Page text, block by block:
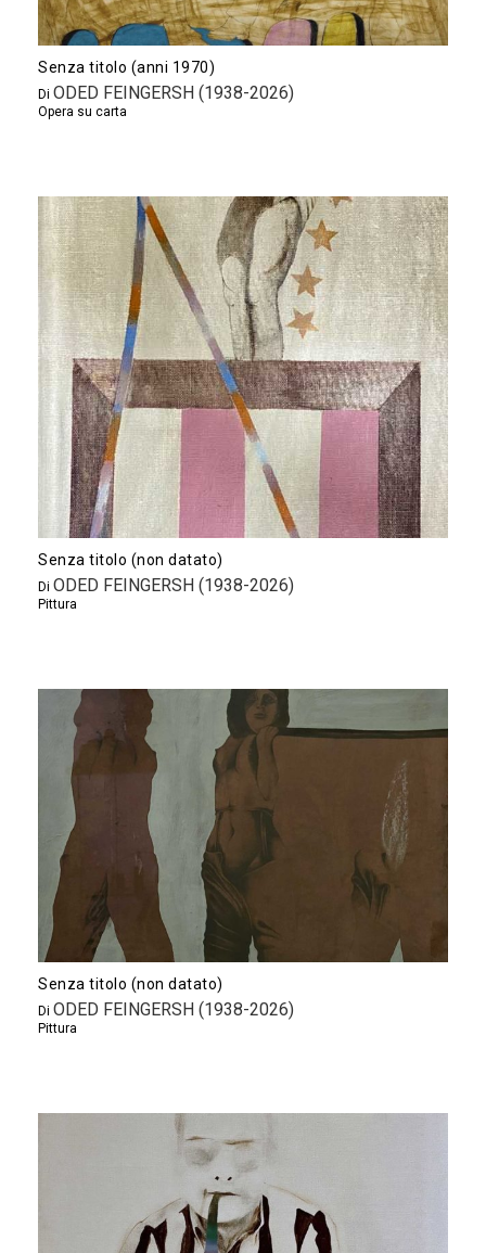
Senza titolo (anni 1970)
Di ODED FEINGERSH (1938-2026)
Opera su carta
Senza titolo (non datato)
Di ODED FEINGERSH (1938-2026)
Pittura
Senza titolo (non datato)
Di ODED FEINGERSH (1938-2026)
Pittura